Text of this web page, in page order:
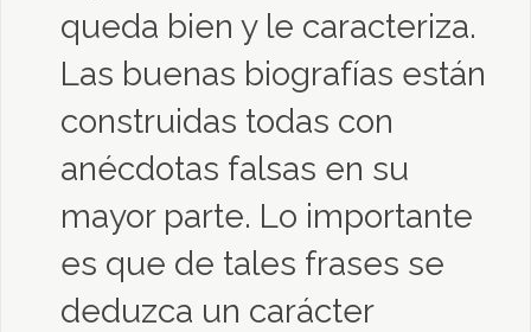
queda bien y le caracteriza.
Las buenas biografías están
construidas todas con
anécdotas falsas en su
mayor parte. Lo importante
es que de tales frases se
deduzca un carácter